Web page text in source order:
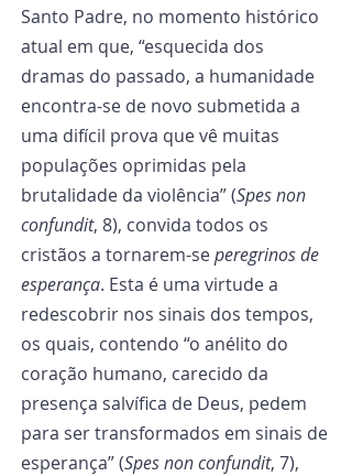
Santo Padre, no momento histórico
atual em que, “esquecida dos
dramas do passado, a humanidade
encontra-se de novo submetida a
uma difícil prova que vê muitas
populações oprimidas pela
brutalidade da violência” (Spes non
confundit, 8), convida todos os
cristãos a tornarem-se peregrinos de
esperança. Esta é uma virtude a
redescobrir nos sinais dos tempos,
os quais, contendo “o anélito do
coração humano, carecido da
presença salvífica de Deus, pedem
para ser transformados em sinais de
esperança” (Spes non confundit, 7),